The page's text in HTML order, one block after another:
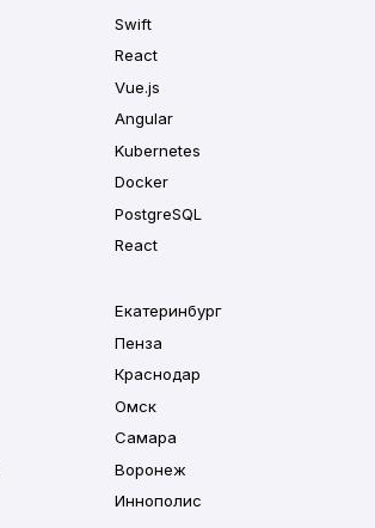
Swift
React
Vue.js
Angular
Kubernetes
Docker
PostgreSQL
React
Екатеринбург
Пенза
Краснодар
Омск
Самара
Воронеж
Иннополис